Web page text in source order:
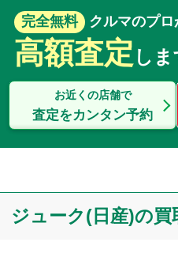
完全無料 クルマのプロ
高額査定 しま
お近くの店舗で
査定をカンタン予約
ジューク(日産)の買